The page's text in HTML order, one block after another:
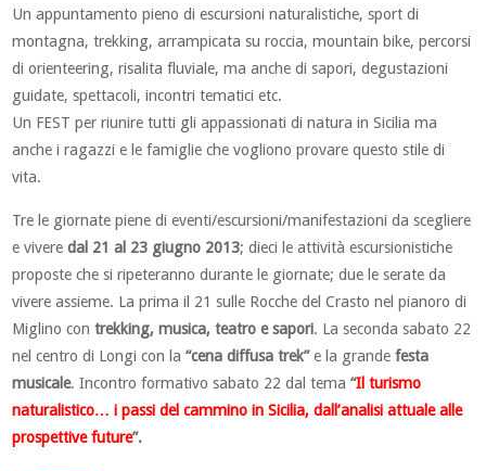
Un appuntamento pieno di escursioni naturalistiche, sport di
montagna, trekking, arrampicata su roccia, mountain bike, percorsi
di orienteering, risalita fluviale, ma anche di sapori, degustazioni
guidate, spettacoli, incontri tematici etc.
Un FEST per riunire tutti gli appassionati di natura in Sicilia ma
anche i ragazzi e le famiglie che vogliono provare questo stile di
vita.
Tre le giornate piene di eventi/escursioni/manifestazioni da scegliere
e viveredal 21 al 23 giugno 2013; dieci le attività escursionistiche
proposte che si ripeteranno durante le giornate; due le serate da
vivere assieme. La prima il 21 sulle Rocche del Crasto nel pianoro di
Miglino con trekking, musica, teatro e sapori. La seconda sabato 22
nel centro di Longi con la“cena diffusa trek”e la grande festa
musicale. Incontro formativo sabato 22 dal tema “Il turismo
naturalistico… i passi del cammino in Sicilia, dall’analisi attuale alle
prospettive future”.